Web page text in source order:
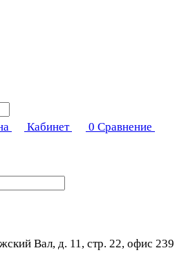
Кабинет 0 Сравнение
Вал, д. 11, стр. 22, офис 239